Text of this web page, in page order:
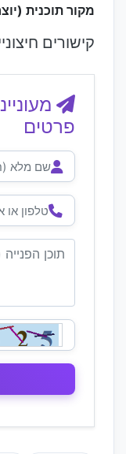
מקור תוכנית
קישורים
פרטים